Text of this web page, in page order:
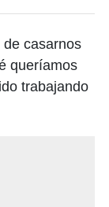
casarnos
queríamos
trabajando